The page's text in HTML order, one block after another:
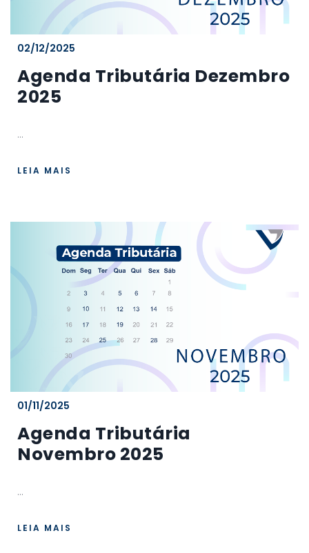
02/12/2025
Agenda Tributária Dezembro
2025
...
LEIA MAIS
01/11/2025
Agenda Tributária
Novembro 2025
...
LEIA MAIS